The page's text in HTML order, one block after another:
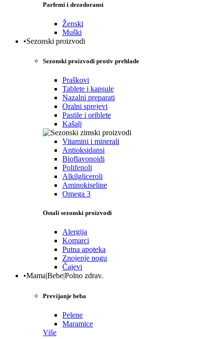
Parfemi i dezodoransi
Ženski
Muški
•Sezonski proizvodi
Sezonski proizvodi protiv prehlade
Praškovi
Tablete i kapsule
Nazalni preparati
Oralni sprejevi
Pastile i oriblete
Kašalj
Vitamini i minerali
Antioksidansi
Bioflavonoidi
Polifenoli
Alkilgliceroli
Aminokiseline
Omega 3
Ostali sezonski proizvodi
Alergija
Komarci
Putna apoteka
Znojenje nogu
Čajevi
•Mama|Bebe|Polno zdrav.
Previjanje beba
Pelene
Maramice
Više